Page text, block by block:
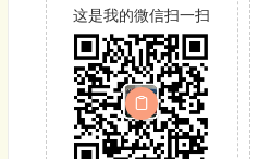
这是我的微信扫一扫